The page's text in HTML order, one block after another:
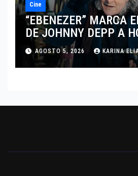
Cine
“EBENEZER” MARCA
DE JOHNNY DEPP A
TRAS SU PASO POR
INDEPENDIENTE
AGOSTO 5, 2026 KARINA